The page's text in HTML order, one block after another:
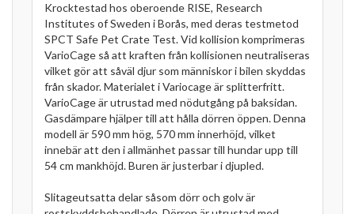
Krocktestad hos oberoende RISE, Research
Institutes of Sweden i Borås, med deras testmetod
SPCT Safe Pet Crate Test. Vid kollision komprimeras
VarioCage så att kraften från kollisionen neutraliseras
vilket gör att såväl djur som människor i bilen skyddas
från skador. Materialet i Variocage är splitterfritt.
VarioCage är utrustad med nödutgång på baksidan.
Gasdämpare hjälper till att hålla dörren öppen. Denna
modell är 590 mm hög, 570 mm innerhöjd, vilket
innebär att den i allmänhet passar till hundar upp till
54 cm mankhöjd. Buren är justerbar i djupled.
Slitageutsatta delar såsom dörr och golv är